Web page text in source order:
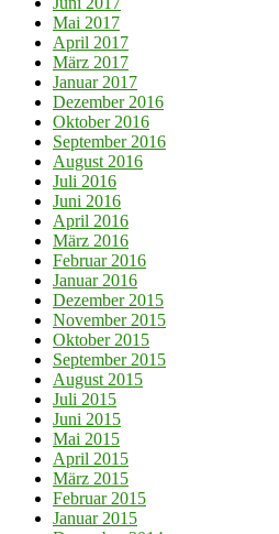
Mai 2017
April 2017
März 2017
Januar 2017
Dezember 2016
Oktober 2016
September 2016
August 2016
Juli 2016
Juni 2016
April 2016
März 2016
Februar 2016
Januar 2016
Dezember 2015
November 2015
Oktober 2015
September 2015
August 2015
Juli 2015
Juni 2015
Mai 2015
April 2015
März 2015
Februar 2015
Januar 2015